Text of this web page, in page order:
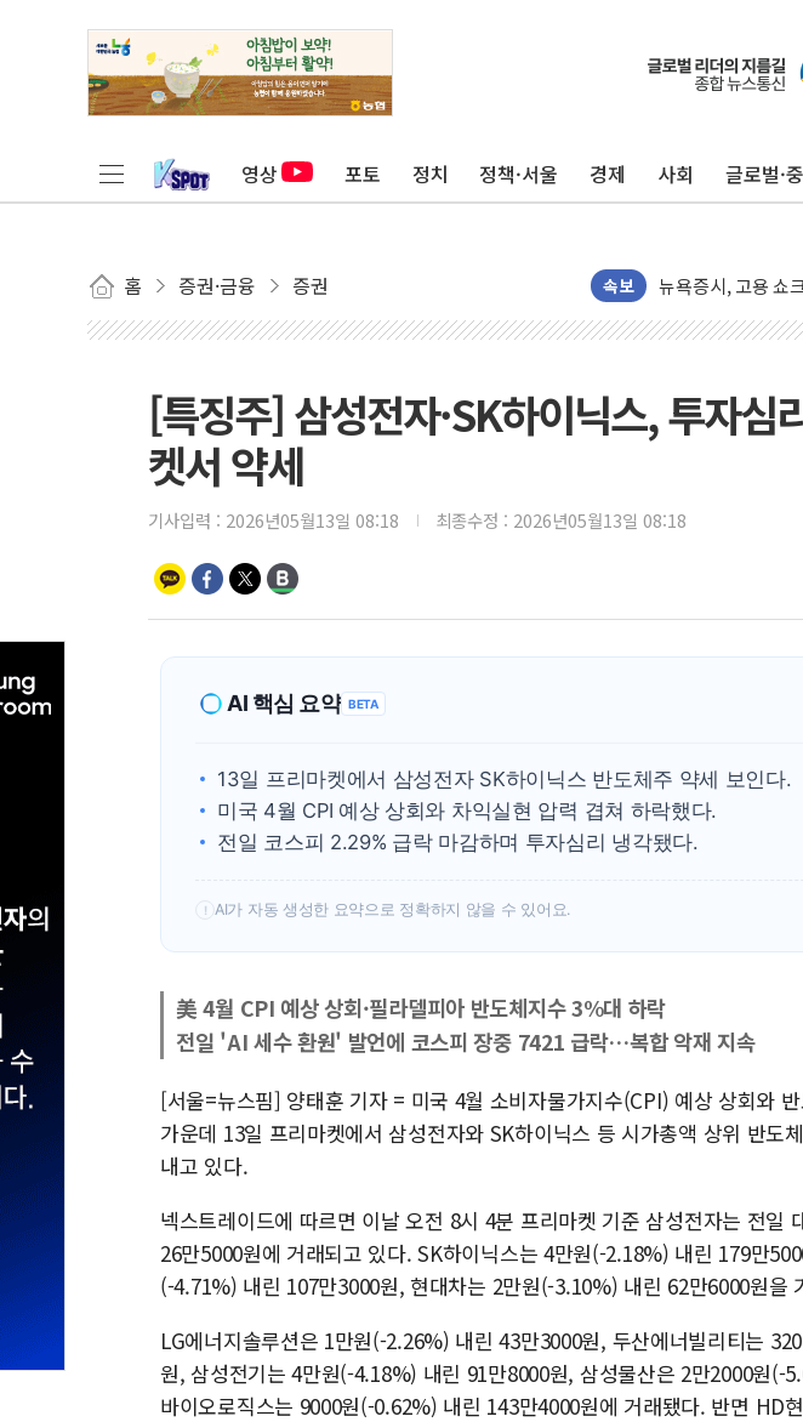
영상 포토 정치 정책·서울 경제 사회 글로벌·
홈 증권·금융 증권 속보
민주, 오늘 제주·
트럼프, 쿡 연준
유럽증시, 美 고용
[종합] 이슬람 수
이란 핵심 원유 수
美 고용 쇼크에
[AI MY 뉴스] 뉴
[종합] 美 7월 고
뉴욕증시 개장
보훈부, 미 DPAA
트럼프 "금리 내려
특정 정치인 측근
[특징주] 삼성전자·SK하이닉스, 투자심
켓서 약세
기사입력 : 2026년05월13일 08:18 최종수정 : 2026년05월13일 08:18
AI 핵심 요약 BETA
13일 프리마켓에서 삼성전자 SK하이닉스 반도체주 약세 보인다.
미국 4월 CPI 예상 상회와 차익실현 압력 겹쳐 하락했다.
전일 코스피 2.29% 급락 마감하며 투자심리 냉각됐다.
! AI가 자동 생성한 요약으로 정확하지 않을 수 있어요.
美 4월 CPI 예상 상회·필라델피아 반도체지수 3%대 하락
전일 'AI 세수 환원' 발언에 코스피 장중 7421 급락…복합 악재 지속
[서울=뉴스핌] 양태훈 기자 = 미국 4월 소비자물가지수(CPI) 예상 상회와
가운데 13일 프리마켓에서 삼성전자와 SK하이닉스 등 시가총액 상위 반도
내고 있다.
넥스트레이드에 따르면 이날 오전 8시 4분 프리마켓 기준 삼성전자는 전일
26만5000원에 거래되고 있다. SK하이닉스는 4만원(-2.18%) 내린 179만
(-4.71%) 내린 107만3000원, 현대차는 2만원(-3.10%) 내린 62만6000원을
LG에너지솔루션은 1만원(-2.26%) 내린 43만3000원, 두산에너빌리티는
원, 삼성전기는 4만원(-4.18%) 내린 91만8000원, 삼성물산은 2만2000원(-
바이오로직스는 9000원(-0.62%) 내린 143만4000원에 거래됐다. 반면 HD